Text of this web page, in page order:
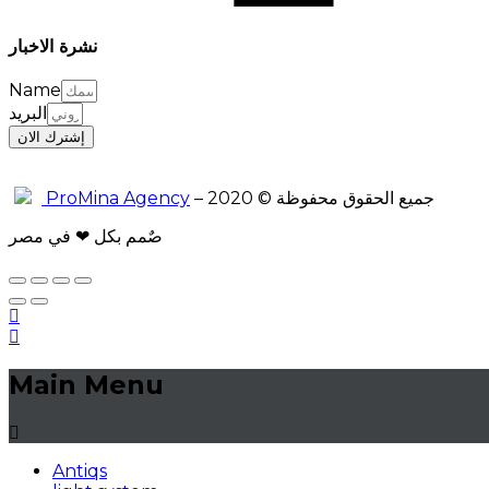
نشرة الاخبار
Name
البريد
إشترك الان
ProMina Agency
– جميع الحقوق محفوظة © 2020
صٌمم بكل ❤ في مصر
Main Menu
Antiqs